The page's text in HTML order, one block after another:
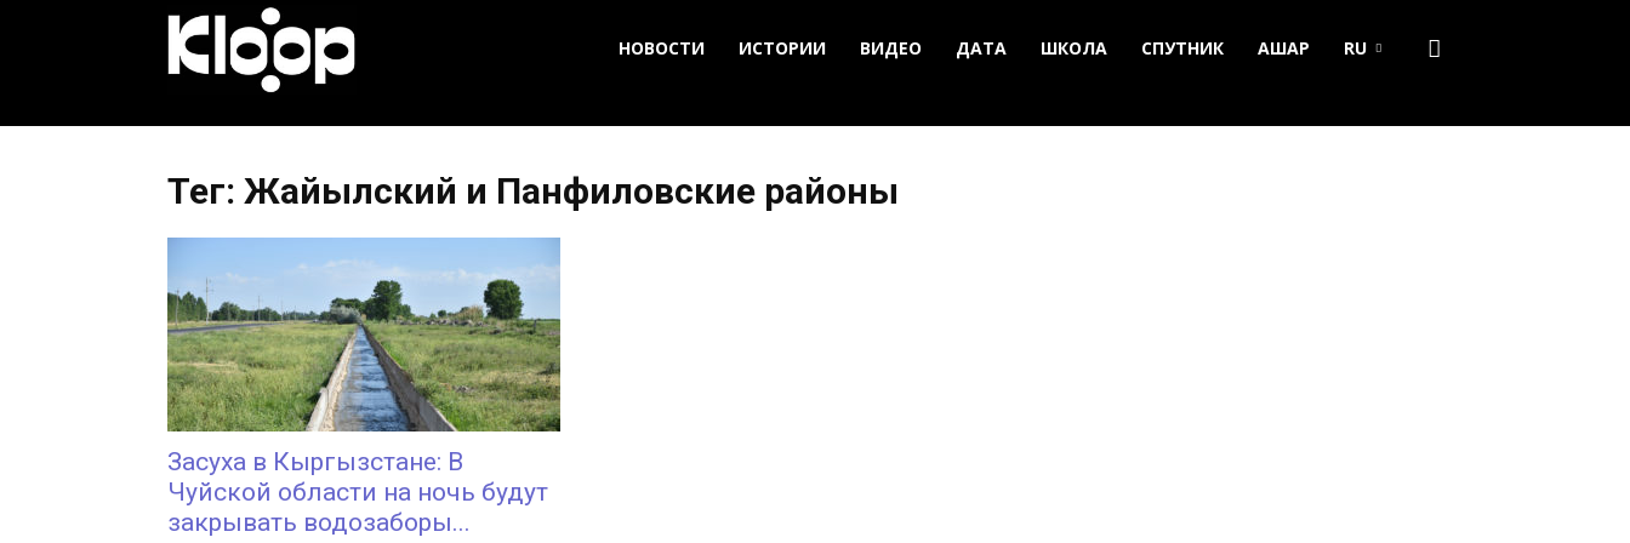
Новости
Кыргызстана
НОВОСТИ ИСТОРИИ ВИДЕО ДАТА ШКОЛА СПУТНИК АШАР RU
Тег: Жайылский и Панфиловские районы
Засуха в Кыргызстане: В
Чуйской области на ночь будут
закрывать водозаборы...